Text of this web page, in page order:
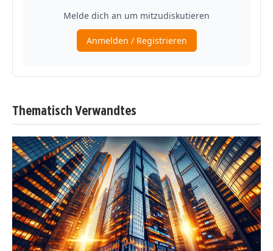
Thematisch Verwandtes